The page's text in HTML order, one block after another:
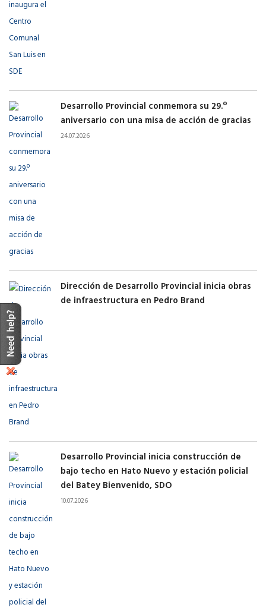
Desarrollo Provincial conmemora su 29.º
aniversario con una misa de acción de gracias
24.07.2026
Dirección de Desarrollo Provincial inicia obras
de infraestructura en Pedro Brand
Desarrollo Provincial inicia construcción de
bajo techo en Hato Nuevo y estación policial
del Batey Bienvenido, SDO
10.07.2026